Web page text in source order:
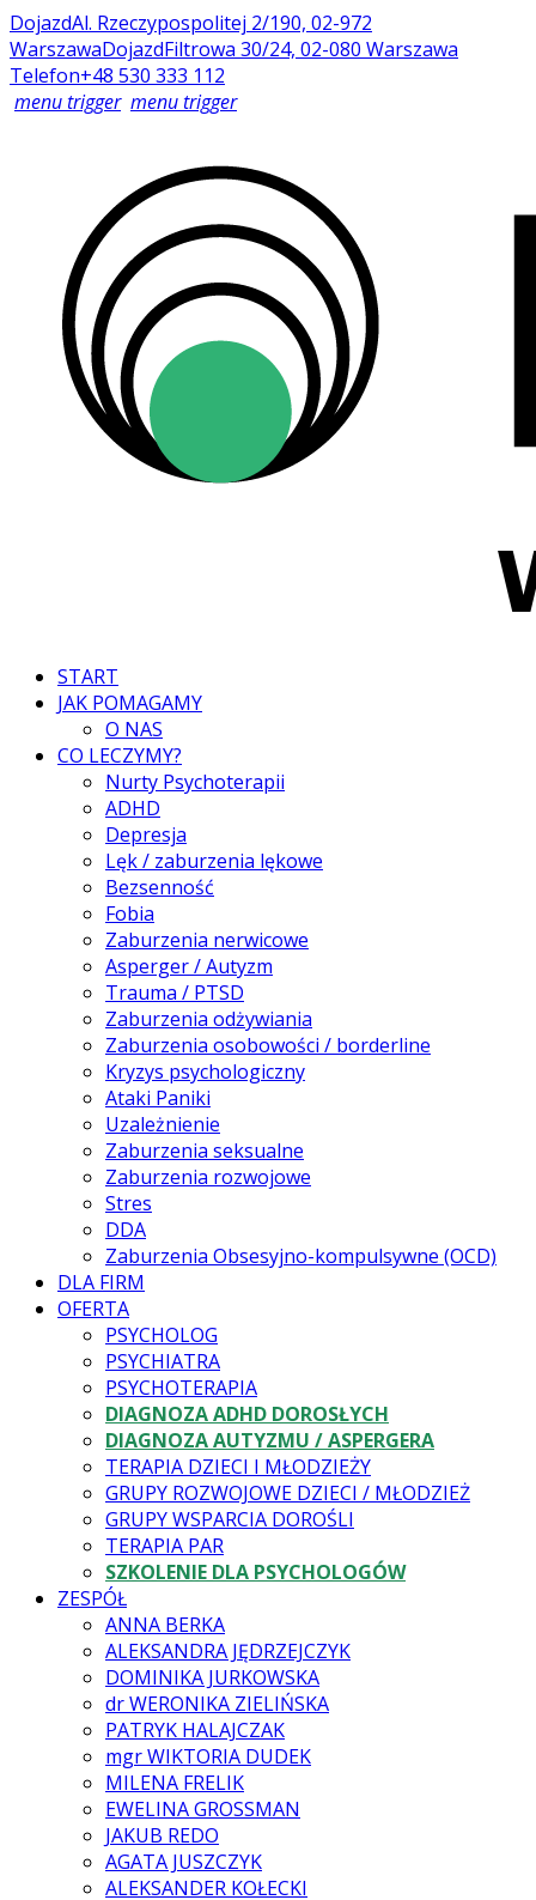
DojazdAl. Rzeczypospolitej 2/190, 02-972
WarszawaDojazdFiltrowa 30/24, 02-080 Warszawa
Telefon+48 530 333 112
menu trigger menu trigger
START
JAK POMAGAMY
O NAS
CO LECZYMY?
Nurty Psychoterapii
ADHD
Depresja
Lęk / zaburzenia lękowe
Bezsenność
Fobia
Zaburzenia nerwicowe
Asperger / Autyzm
Trauma / PTSD
Zaburzenia odżywiania
Zaburzenia osobowości / borderline
Kryzys psychologiczny
Ataki Paniki
Uzależnienie
Zaburzenia seksualne
Zaburzenia rozwojowe
Stres
DDA
Zaburzenia Obsesyjno-kompulsywne (OCD)
DLA FIRM
OFERTA
PSYCHOLOG
PSYCHIATRA
PSYCHOTERAPIA
DIAGNOZA ADHD DOROSŁYCH
DIAGNOZA AUTYZMU / ASPERGERA
TERAPIA DZIECI I MŁODZIEŻY
GRUPY ROZWOJOWE DZIECI / MŁODZIEŻ
GRUPY WSPARCIA DOROŚLI
TERAPIA PAR
SZKOLENIE DLA PSYCHOLOGÓW
ZESPÓŁ
ANNA BERKA
ALEKSANDRA JĘDRZEJCZYK
DOMINIKA JURKOWSKA
dr WERONIKA ZIELIŃSKA
PATRYK HALAJCZAK
mgr WIKTORIA DUDEK
MILENA FRELIK
EWELINA GROSSMAN
JAKUB REDO
AGATA JUSZCZYK
ALEKSANDER KOŁECKI